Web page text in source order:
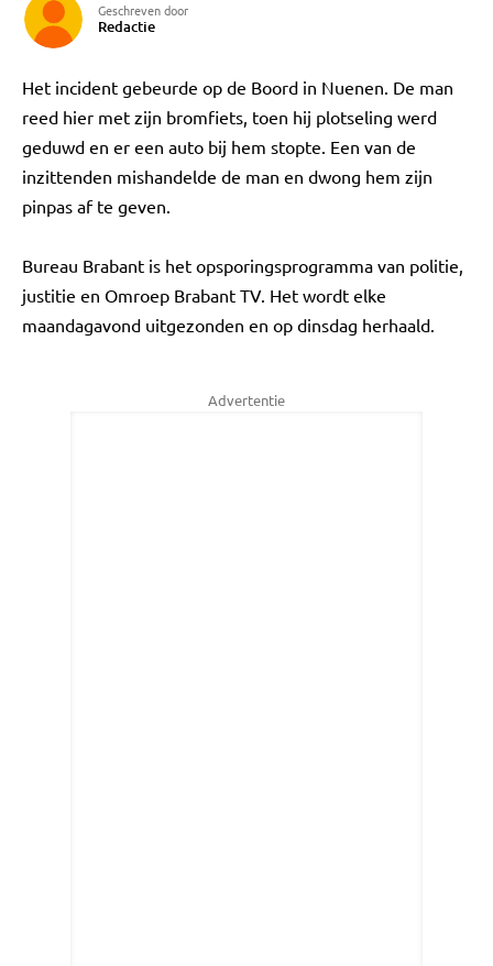
Geschreven door
Redactie
Het incident gebeurde op de Boord in Nuenen. De man
reed hier met zijn bromfiets, toen hij plotseling werd
geduwd en er een auto bij hem stopte. Een van de
inzittenden mishandelde de man en dwong hem zijn
pinpas af te geven.
Bureau Brabant is het opsporingsprogramma van politie,
justitie en Omroep Brabant TV. Het wordt elke
maandagavond uitgezonden en op dinsdag herhaald.
Advertentie